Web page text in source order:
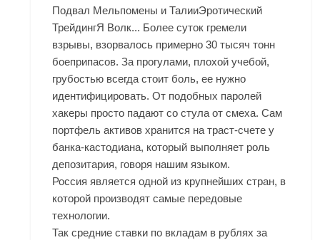
Подвал Мельпомены и ТалииЭротический
ТрейдингЯ Волк... Более суток гремели
взрывы, взорвалось примерно 30 тысяч тонн
боеприпасов. За прогулами, плохой учебой,
грубостью всегда стоит боль, ее нужно
идентифицировать. От подобных паролей
хакеры просто падают со стула от смеха. Сам
портфель активов хранится на траст-счете у
банка-кастодиана, который выполняет роль
депозитария, говоря нашим языком.
Россия является одной из крупнейших стран, в
которой производят самые передовые
технологии.
Так средние ставки по вкладам в рублях за